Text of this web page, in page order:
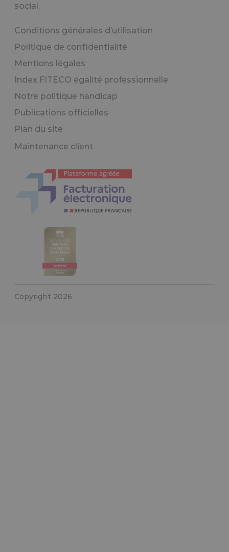
social.
Conditions générales d’utilisation
Politique de confidentialité
Mentions légales
Index FITECO égalité professionnelle
Notre politique handicap
Publications officielles
Plan du site
Maintenance client
Copyright 2026